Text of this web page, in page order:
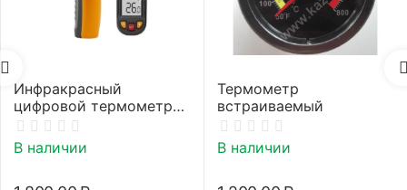
Инфракрасный
цифровой термометр
(пирометр)
В наличии
Термометр
встраиваемый
В наличии